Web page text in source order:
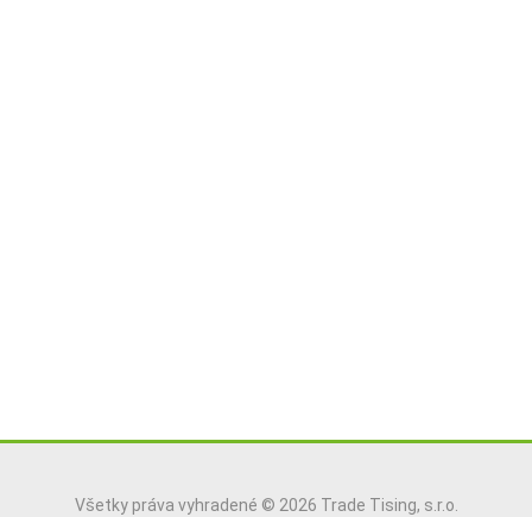
Všetky práva vyhradené © 2026 Trade Tising, s.r.o.